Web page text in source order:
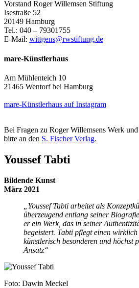
Vorstand Roger Willemsen Stiftung
Isestraße 52
20149 Hamburg
Tel.: 040 – 79301755
E-Mail: wittgens@rwstiftung.de
mare-Künstlerhaus
Am Mühlenteich 10
21465 Wentorf bei Hamburg
mare-Künstlerhaus auf Instagram
Bei Fragen zu Roger Willemsens Werk
bitte an den S. Fischer Verlag.
Youssef Tabti
Bildende Kunst
März 2021
„Youssef Tabti arbeitet als
überzeugend entlang seiner
er ein Werk, das in seiner
begeistert. Tabti pflegt einen wirklich
künstlerisch besonderen und höchst
Ansatz“
Foto: Dawin Meckel